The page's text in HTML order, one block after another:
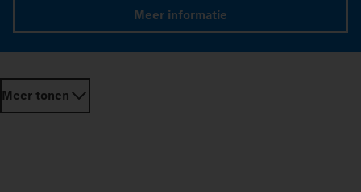
Meer informatie
Meer tonen